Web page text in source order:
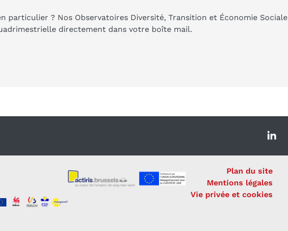
particulier ? Nos Observatoires Diversité, Transition et Économie Sociale
directement dans votre boîte mail.
Plan du site
Mentions légales
Vie privée et cookies